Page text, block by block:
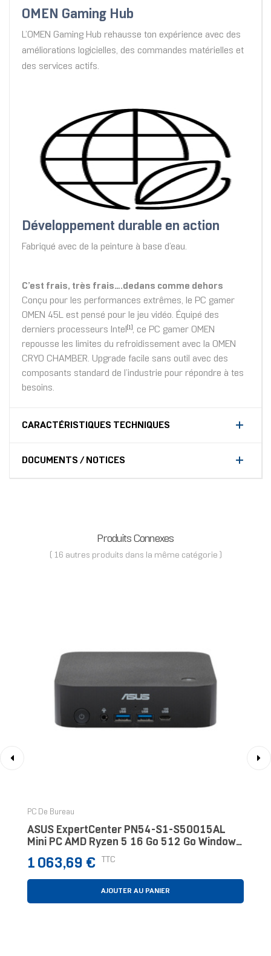
OMEN Gaming Hub
L’OMEN Gaming Hub rehausse ton expérience avec des
améliorations logicielles, des commandes matérielles et
des services actifs.
Développement durable en action
Fabriqué avec de la peinture à base d’eau.
C’est frais, très frais....dedans comme dehors
Conçu pour les performances extrêmes, le PC gamer
OMEN 45L est pensé pour le jeu vidéo. Équipé des
derniers processeurs Intel
[1] , ce PC gamer OMEN
repousse les limites du refroidissement avec la OMEN
CRYO CHAMBER. Upgrade facile sans outil avec des
composants standard de l’industrie pour répondre à tes
besoins.
CARACTÉRISTIQUES TECHNIQUES
DOCUMENTS / NOTICES
Produits Connexes
( 16 autres produits dans la même catégorie )
PC De Bureau
ASUS ExpertCenter PN54-S1-S50015AL
Mini PC AMD Ryzen 5 16 Go 512 Go Windows
Prix
1 063,69 € TTC
AJOUTER AU PANIER